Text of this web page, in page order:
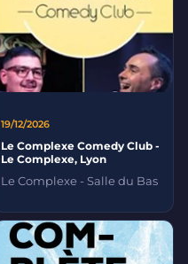
19/12/2026
Le Complexe Comedy Club -
Le Complexe, Lyon
Le Complexe - Salle du Bas